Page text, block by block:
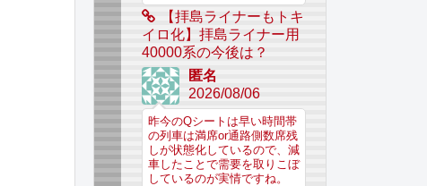
【拝島ライナーもトキ
イロ化】拝島ライナー用
40000系の今後は？
匿名
2026/08/06
昨今のQシートは早い時間帯
の列車は満席or通路側数席残
しが状態化しているので、減
車したことで需要を取りこぼ
しているのが実情ですね。